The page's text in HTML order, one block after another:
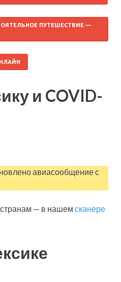
ПУТЕШЕСТВИЕ —
и COVID-
авиасообщение с
— в нашем сканере